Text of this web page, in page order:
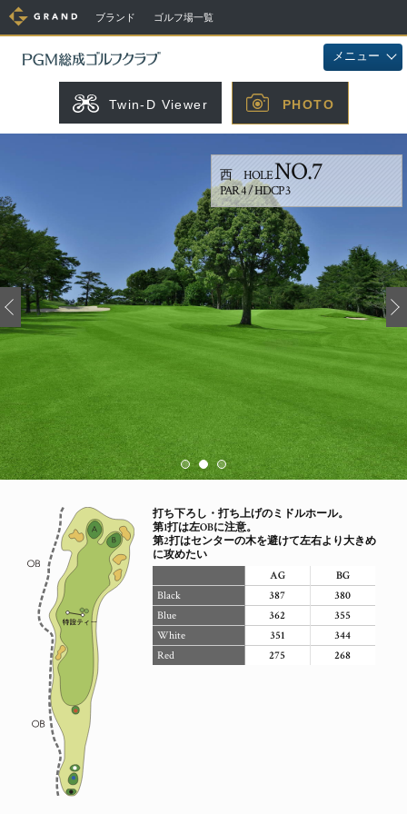
ブランド ゴルフ場一覧
メニュー
Twin-D Viewer PHOTO
西 HOLENO.7
PAR 4 / HDCP 3
打ち下ろし・打ち上げのミドルホール。
第1打は左OBに注意。
第2打はセンターの木を避けて左右より大きめ
に攻めたい
AG
BG
Black
387
380
Blue
362
355
White
351
344
Red
275 268